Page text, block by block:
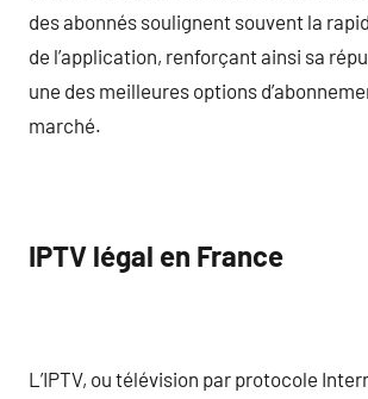
des abonnés soulignent souvent la
de l’application, renforçant ainsi sa
une des meilleures options
marché.
IPTV légal en France
L’IPTV, ou télévision par protocole